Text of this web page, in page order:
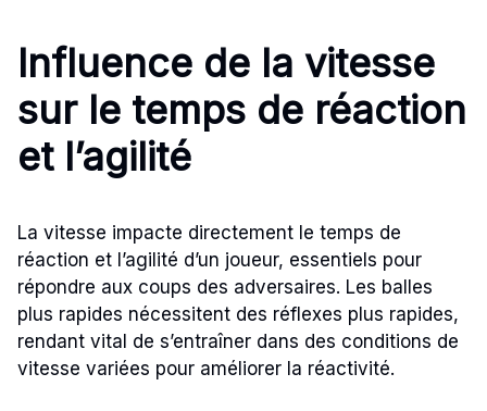
Influence de la vitesse
sur le temps de réaction
et l’agilité
La vitesse impacte directement le temps de
réaction et l’agilité d’un joueur, essentiels pour
répondre aux coups des adversaires. Les balles
plus rapides nécessitent des réflexes plus rapides,
rendant vital de s’entraîner dans des conditions de
vitesse variées pour améliorer la réactivité.